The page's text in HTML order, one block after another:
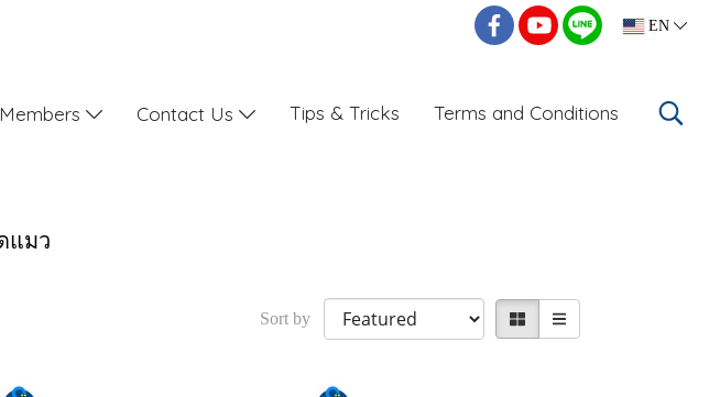
EN
Members Contact Us Tips & Tricks Terms and Conditions
แมว
Sort by